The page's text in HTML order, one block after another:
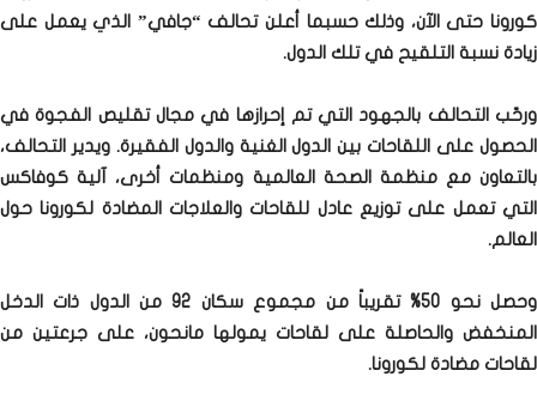
كورونا حتى الآن، وذلك حسبما أعلن تحالف “جافي” الذي يعمل على
زيادة نسبة التلقيح في تلك الدول.
ورحّب التحالف بالجهود التي تم إحرازها في مجال تقليص الفجوة في
الحصول على اللقاحات بين الدول الغنية والدول الفقيرة. ويدير التحالف،
بالتعاون مع منظمة الصحة العالمية ومنظمات أخرى، آلية كوفاكس
التي تعمل على توزيع عادل للقاحات والعلاجات المضادة لكورونا حول
العالم.
وحصل نحو 50% تقريباً من مجموع سكان 92 من الدول ذات الدخل
المنخفض والحاصلة على لقاحات يمولها مانحون، على جرعتين من
لقاحات مضادة لكورونا.